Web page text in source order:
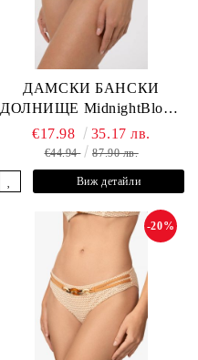
ДАМСКИ БАНСКИ
ДОЛНИЩЕ MidnightBloom
L2505-Z-MCR MARC &
ANDRE
€17.98 35.17 лв.
€44.94 87.90 лв.
Виж детайли
-20%